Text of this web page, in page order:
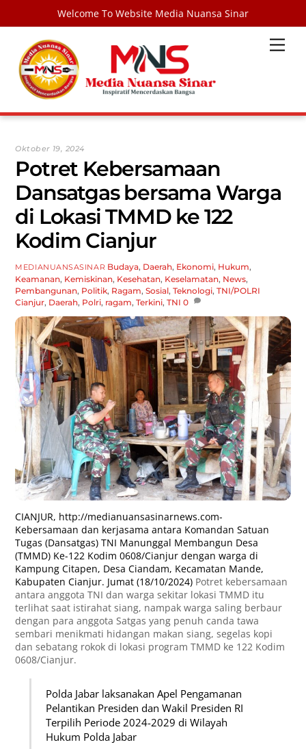
Welcome To Website Media Nuansa Sinar
content
Oktober 19, 2024
Potret Kebersamaan
Dansatgas bersama Warga
di Lokasi TMMD ke 122
Kodim Cianjur
MEDIANUANSASINAR Budaya, Daerah, Ekonomi, Hukum,
Keamanan, Kemiskinan, Kesehatan, Keselamatan, News,
Pembangunan, Politik, Ragam,Sosial,Teknologi,TNI/POLRI
Cianjur, Daerah, Polri, ragam,Terkini,TNI 0
CIANJUR, http://medianuansasinarnews.com-
Kebersamaan dan kerjasama antara Komandan Satuan
Tugas (Dansatgas) TNI Manunggal Membangun Desa
(TMMD) Ke-122 Kodim 0608/Cianjur dengan warga di
Kampung Citapen, Desa Ciandam, Kecamatan Mande,
Kabupaten Cianjur. Jumat (18/10/2024) Potret kebersamaan
antara anggota TNI dan warga sekitar lokasi TMMD itu
terlihat saat istirahat siang, nampak warga saling berbaur
dengan para anggota Satgas yang penuh canda tawa
sembari menikmati hidangan makan siang, segelas kopi
dan sebatang rokok di lokasi program TMMD ke 122 Kodim
0608/Cianjur.
Polda Jabar laksanakan Apel Pengamanan
Pelantikan Presiden dan Wakil Presiden RI
Terpilih Periode 2024-2029 di Wilayah
Hukum Polda Jabar